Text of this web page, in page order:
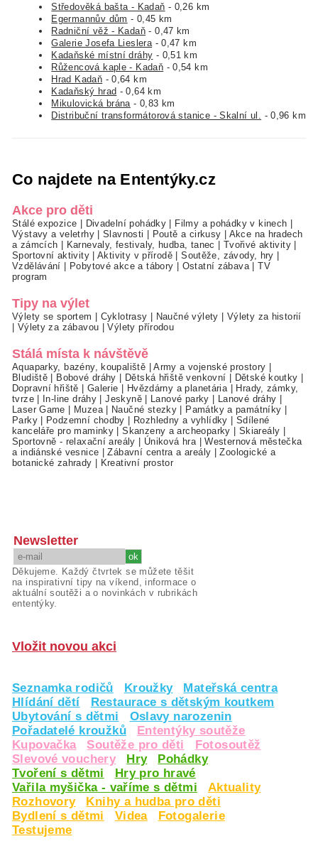
Středověká bašta - Kadaň - 0,26 km
Egermannův dům - 0,45 km
Radniční věž - Kadaň - 0,47 km
Galerie Josefa Lieslera - 0,47 km
Kadaňské místní dráhy - 0,51 km
Růžencová kaple - Kadaň - 0,54 km
Hrad Kadaň - 0,64 km
Kadaňský hrad - 0,64 km
Mikulovická brána - 0,83 km
Distribuční transformátorová stanice - Skalní ul.
- 0,96 km
Co najdete na Ententýky.cz
Akce pro děti
Stálé expozice Divadelní pohádky Filmy a pohádky v kinech
Výstavy a veletrhy|Slavnosti Poutě a cirkusy
Akce na hradech
a zámcích
Karnevaly, festivaly, hudba, tanec Tvořivé aktivity
Sportovní aktivity|Aktivity v přírodě |Soutěže, závody, hry
Vzdělávání
Pobytové akce a tábory Ostatní zábava|TV
program
Tipy na výlet
Výlety se sportem Cyklotrasy Naučné výlety
Výlety za historií
Výlety za zábavou |Výlety přírodou
Stálá místa k návštěvě
Aquaparky, bazény, koupaliště |Army a vojenské prostory
Bludiště
Bobové dráhy Dětská hřiště venkovní Dětské koutky
Dopravní hřiště
Galerie Hvězdárny a planetária|
Hrady, zámky,
tvrze| In-line dráhy |Jeskyně| Lanové parky Lanové dráhy
Laser Game
Muzea| Naučné stezky Památky a památníky
Parky| Podzemní chodby Rozhledny a vyhlídky
Sdílené
kanceláře pro maminky |Skanzeny a archeoparky Skiareály
Sportovně - relaxační areály
Úniková hra|Westernová městečka
a indiánské vesnice |Zábavní centra a areály |Zoologické a
botanické zahrady
Kreativní prostor
Newsletter
Děkujeme. Každý čtvrtek se můžete těšit
na inspirativní tipy na víkend, informace o
aktuální soutěži a o novinkách v rubrikách
ententýky.
Vložit novou akci
Seznamka rodičů Kroužky
Mateřská centra
Hlídání dětí
Restaurace s dětským koutkem
Ubytování s dětmi
Oslavy narozenin
Pořadatelé kroužků
Ententýky soutěže
Kupovačka
Soutěže pro děti
Fotosoutěž
Slevové vouchery
Hry
Pohádky
Tvoření s dětmi
Hry pro hravé
Vařila myšička - vaříme s dětmi
Aktuality
Rozhovory
Knihy a hudba pro děti
Bydlení s dětmi
Videa
Fotogalerie
Testujeme